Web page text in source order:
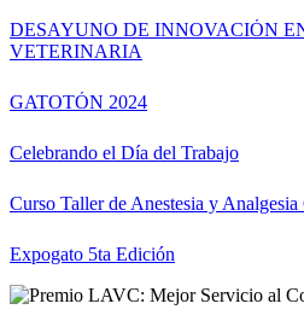
DESAYUNO DE INNOVACIÓN
VETERINARIA
GATOTÓN 2024
Celebrando el Día del Trabajo
Curso Taller de Anestesia y
Expogato 5ta Edición